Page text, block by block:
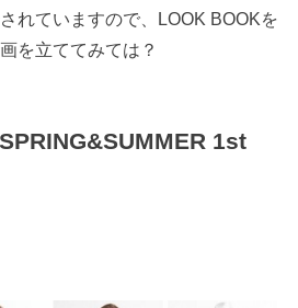
れていますので、LOOK BOOKを
を立ててみては？
1st